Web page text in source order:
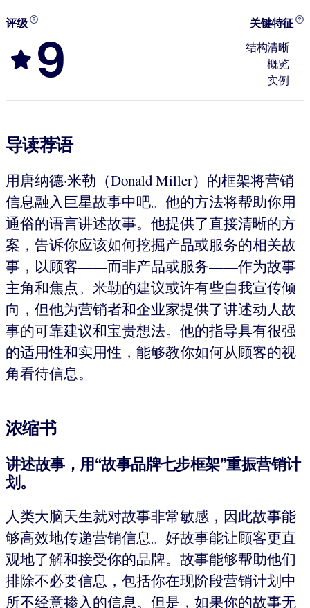
评级
9
关键特征
结构清晰
概览
实例
导读荐语
用唐纳德·米勒（Donald Miller）的框架将营销
信息融入巨星故事中吧。他的方法将帮助你用
通俗的语言讲述故事。他提供了直接清晰的方
案，告诉你应该如何挖掘产品或服务的相关故
事，以顾客——而非产品或服务——作为故事
主角和焦点。米勒的建议或许有些自我宣传倾
向，但他为营销者和企业家提供了讲述动人故
事的可靠建议和宝贵想法。他的指导具有很强
的适用性和实用性，能够教你如何从顾客的视
角看待信息。
浓缩书
讲述故事，用“故事品牌七步框架”重振营销计
划。
人类大脑天生就对故事非常敏感，因此故事能
够高效地传递营销信息。好故事能让顾客更直
观地了解和接受你的品牌。故事能够帮助他们
排除不必要信息，包括你在现阶段营销计划中
所不经意掺入的信息。但是，如果你的故事无